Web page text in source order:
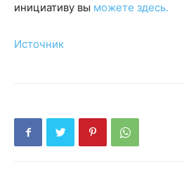
инициативу вы можете здесь.
Источник